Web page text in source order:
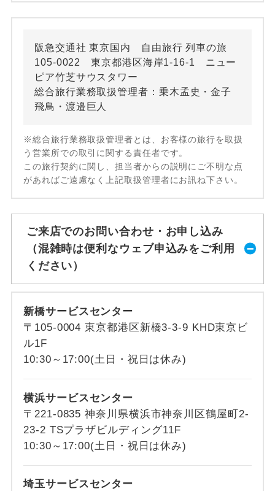
阪急交通社 東京国内 自由旅行 列車の旅
105-0022 東京都港区海岸1-16-1 ニュー
ピア竹芝サウスタワー
総合旅行業務取扱管理者：乗木孟史・金子
飛鳥・渡邉巨人
※総合旅行業務取扱管理者とは、お客様の旅行を取扱
う営業所での取引に関する責任者です。
この旅行契約に関し、担当者からの説明にご不明な点
があればご遠慮なく上記取扱管理者にお訊ね下さい。
ご来店でのお問い合わせ・お申し込み
（混雑時は便利なウェブ申込みをご利用
ください）
新橋サービスセンター
〒105-0004 東京都港区新橋3-3-9 KHD東京ビ
ル1F
10:30～17:00(土日・祝日は休み)
横浜サービスセンター
〒221-0835 神奈川県横浜市神奈川区鶴屋町2-
23-2 TSプラザビルディング11F
10:30～17:00(土日・祝日は休み)
埼玉サービスセンター